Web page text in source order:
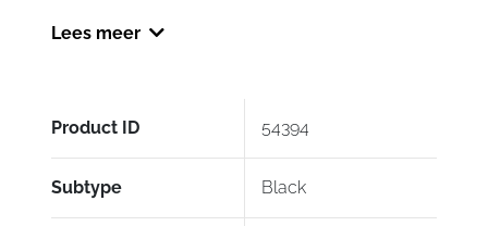
Lees meer
Product ID 54394
Subtype Black